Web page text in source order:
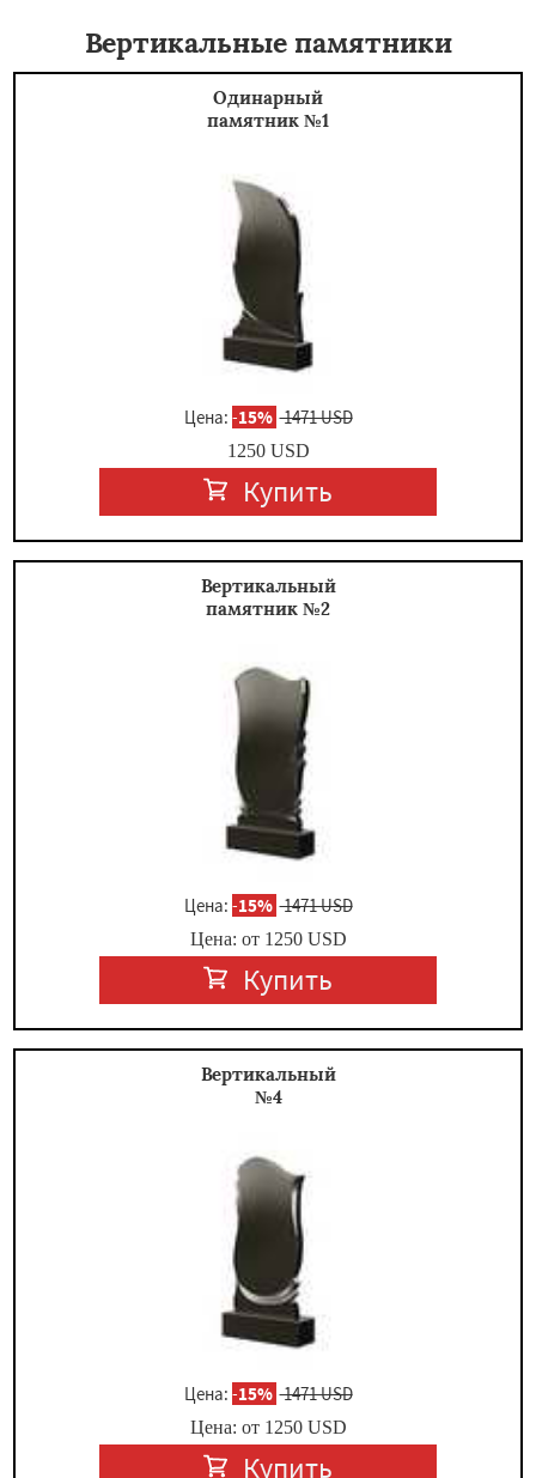
Вертикальные памятники
Одинарный
памятник №1
Цена: -15% 1471 USD
1250USD
Купить
Вертикальный
памятник №2
Цена: -15% 1471 USD
Цена: от 1250USD
Купить
Вертикальный
№4
Цена: -15% 1471 USD
Цена: от 1250USD
Купить